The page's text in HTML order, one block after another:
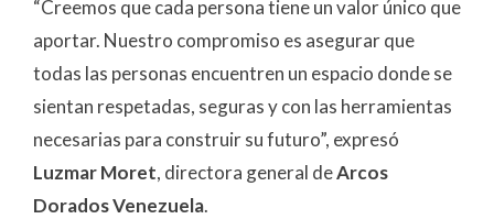
“Creemos que cada persona tiene un valor único que
aportar. Nuestro compromiso es asegurar que
todas las personas encuentren un espacio donde se
sientan respetadas, seguras y con las herramientas
necesarias para construir su futuro”, expresó
Luzmar Moret, directora general deArcos
Dorados Venezuela.